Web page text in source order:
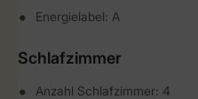
Energielabel: A
Schlafzimmer
Anzahl Schlafzimmer: 4